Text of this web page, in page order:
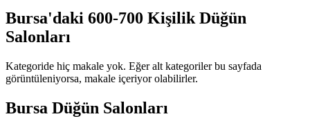
Bursa'daki 600-700 Kişilik Düğün
Salonları
Kategoride hiç makale yok. Eğer alt kategoriler bu sayfada
görüntüleniyorsa, makale içeriyor olabilirler.
Bursa Düğün Salonları